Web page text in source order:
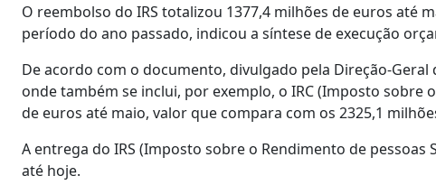
O reembolso do IRS totalizou 1377,4 milhões de euros até
período do ano passado, indicou a síntese de execução
De acordo com o documento, divulgado pela Direção-
onde também se inclui, por exemplo, o IRC (Imposto sobre
de euros até maio, valor que compara com os 2325,1
A entrega do IRS (Imposto sobre o Rendimento de
até hoje.